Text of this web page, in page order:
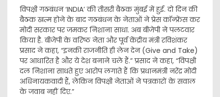
विपक्षी गठबंधन ‘INDIA’ की तीसरी बैठक मुंबई में हुई. दो दिन की
बैठक खत्म होने के बाद गठबंधन के नेताओं ने प्रेस कॉन्फ्रेंस कर
मोदी सरकार पर जमकर निशाना साधा. अब बीजेपी ने पलटवार
किया है. बीजेपी के वरिष्ठ नेता और पूर्व केंद्रीय मंत्री रविशंकर
प्रसाद ने कहा, “इनकी राजनीति ही लेन देन (Give and Take)
पर आधारित है और ये देश बनाने चले हैं.” प्रसाद ने कहा, “विपक्षी
दल निशाना साधते हुए आरोप लगाते हैं कि प्रधानमंत्री नरेंद्र मोदी
अधिनायकवादी हैं, लेकिन विपक्षी नेताओं ने पत्रकारों के सवाल
के जवाब नहीं दिए.”